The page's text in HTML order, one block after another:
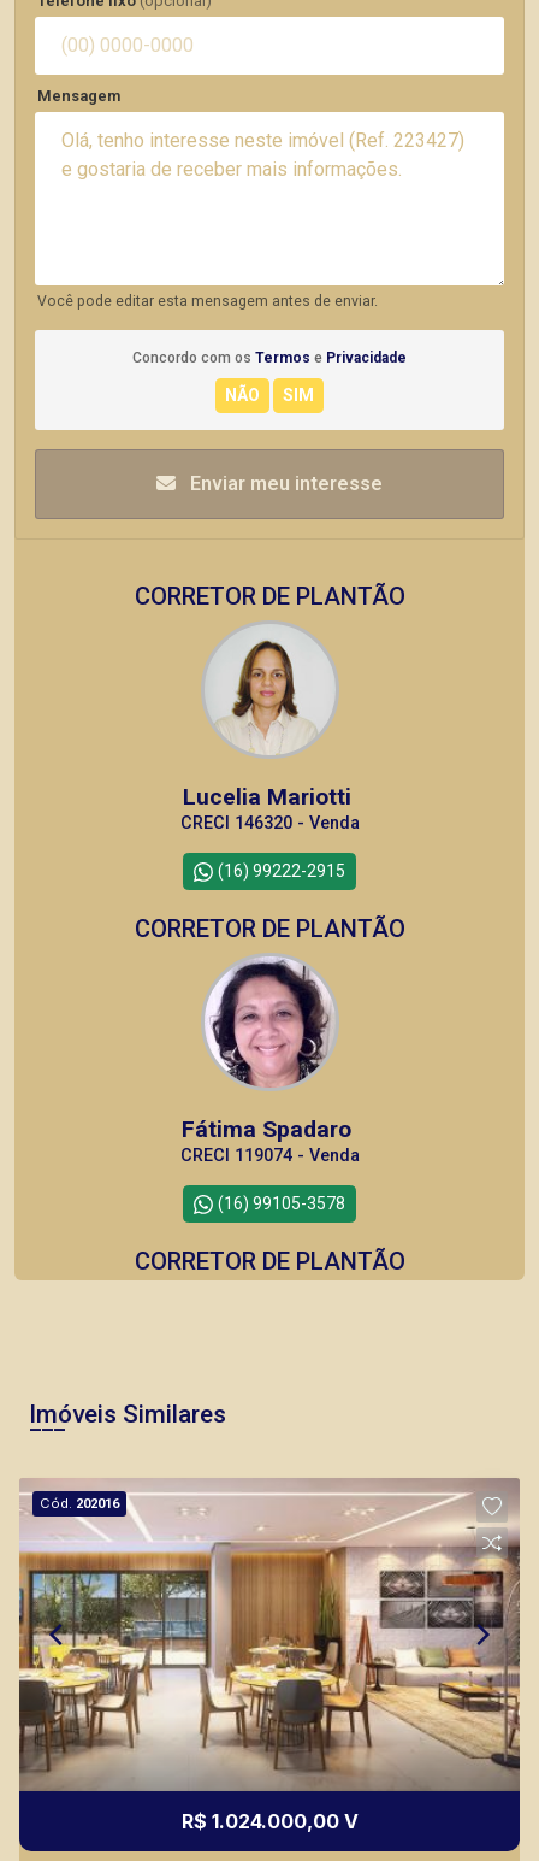
Mensagem
Você pode editar esta mensagem antes de enviar.
Concordo com os Termos e Privacidade
Enviar meu interesse
CORRETOR DE PLANTÃO
Lucelia Mariotti
CRECI 146320 - Venda
(16) 99222-2915
CORRETOR DE PLANTÃO
Fátima Spadaro
CRECI 119074 - Venda
(16) 99105-3578
CORRETOR DE PLANTÃO
CRECI 234.175 - Venda
(16) 99327-7979
CORRETOR DE PLANTÃO
Marcos Antonio Ferreira
CRECI 82740 - Venda
Imóveis Similares
Cód. 202016
R$ 1.024.000,00 V